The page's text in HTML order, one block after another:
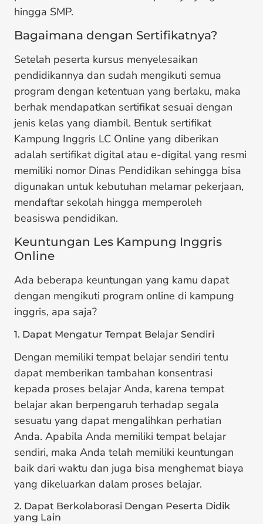
hingga SMP.
Bagaimana dengan Sertifikatnya?
Setelah peserta kursus menyelesaikan
pendidikannya dan sudah mengikuti semua
program dengan ketentuan yang berlaku, maka
berhak mendapatkan sertifikat sesuai dengan
jenis kelas yang diambil. Bentuk sertifikat
Kampung Inggris LC Online yang diberikan
adalah sertifikat digital atau e-digital yang resmi
memiliki nomor Dinas Pendidikan sehingga bisa
digunakan untuk kebutuhan melamar pekerjaan,
mendaftar sekolah hingga memperoleh
beasiswa pendidikan.
Keuntungan Les Kampung Inggris
Online
Ada beberapa keuntungan yang kamu dapat
dengan mengikuti program online di kampung
inggris, apa saja?
1. Dapat Mengatur Tempat Belajar Sendiri
Dengan memiliki tempat belajar sendiri tentu
dapat memberikan tambahan konsentrasi
kepada proses belajar Anda, karena tempat
belajar akan berpengaruh terhadap segala
sesuatu yang dapat mengalihkan perhatian
Anda. Apabila Anda memiliki tempat belajar
sendiri, maka Anda telah memiliki keuntungan
baik dari waktu dan juga bisa menghemat biaya
yang dikeluarkan dalam proses belajar.
2. Dapat Berkolaborasi Dengan Peserta Didik
yang Lain